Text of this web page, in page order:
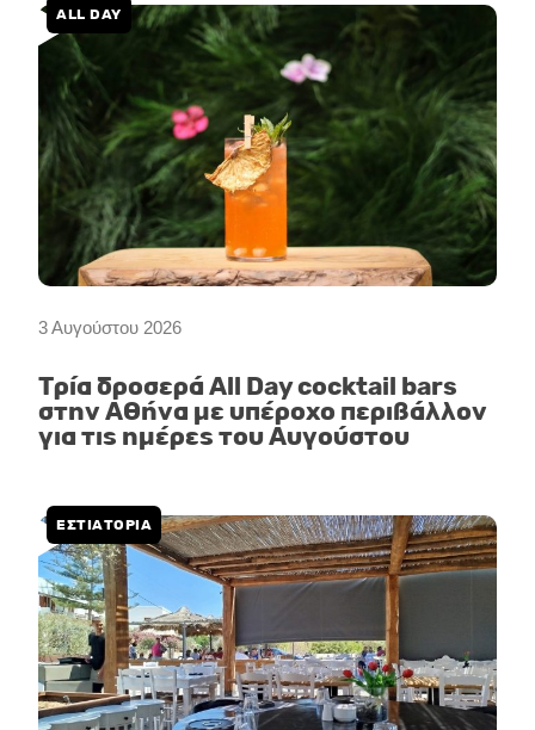
3 Αυγούστου 2026
ALL DAY
Τρία δροσερά All Day cocktail bars
στην Αθήνα με υπέροχο περιβάλλον
για τις ημέρες του Αυγούστου
ΕΣΤΙΑΤΟΡΙΑ